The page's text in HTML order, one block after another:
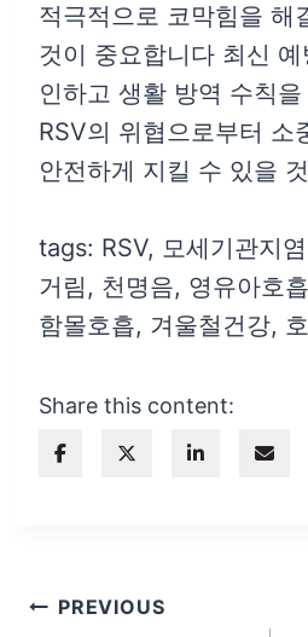
적극적으로 코막힘을 해
것이 중요합니다 최신
인하고 생활 방역 수칙
RSV의 위협으로부터 소
안전하게 지킬 수 있을
tags: RSV, 모세기관지
거림, 천명음, 영유아호
함몰호흡, 겨울철건강,
Share this content:
글PREVIOUS